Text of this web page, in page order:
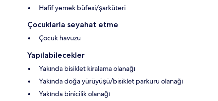
Hafif yemek büfesi/şarküteri
Çocuklarla seyahat etme
Çocuk havuzu
Yapılabilecekler
Yakında bisiklet kiralama olanağı
Yakında doğa yürüyüşü/bisiklet parkuru olanağı
Yakında binicilik olanağı